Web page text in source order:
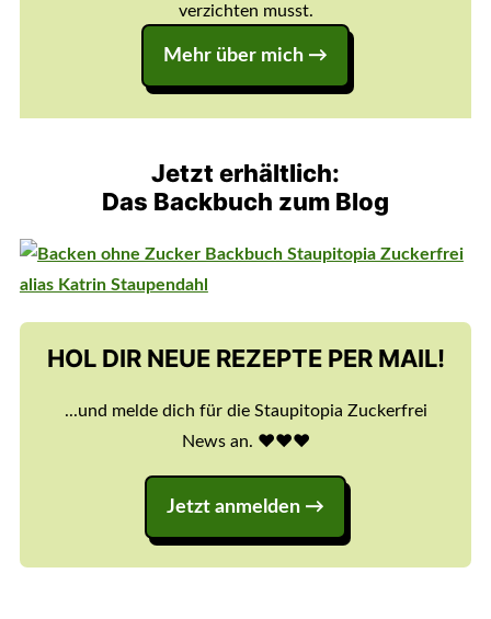
verzichten musst.
Mehr über mich →
Jetzt erhältlich:
Das Backbuch zum Blog
HOL DIR NEUE REZEPTE PER MAIL!
...und melde dich für die Staupitopia Zuckerfrei
News an. ♥️♥️♥️
Jetzt anmelden